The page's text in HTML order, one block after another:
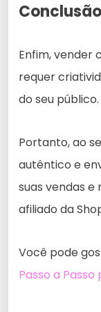
Conclusão
Enfim, vender
requer
do seu público.
Portanto, ao
autêntico e
suas vendas e
afiliado da
Você pode
Passo a